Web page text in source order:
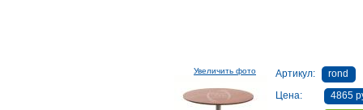
Увеличить фото Артикул:
rond
Цена:
4865